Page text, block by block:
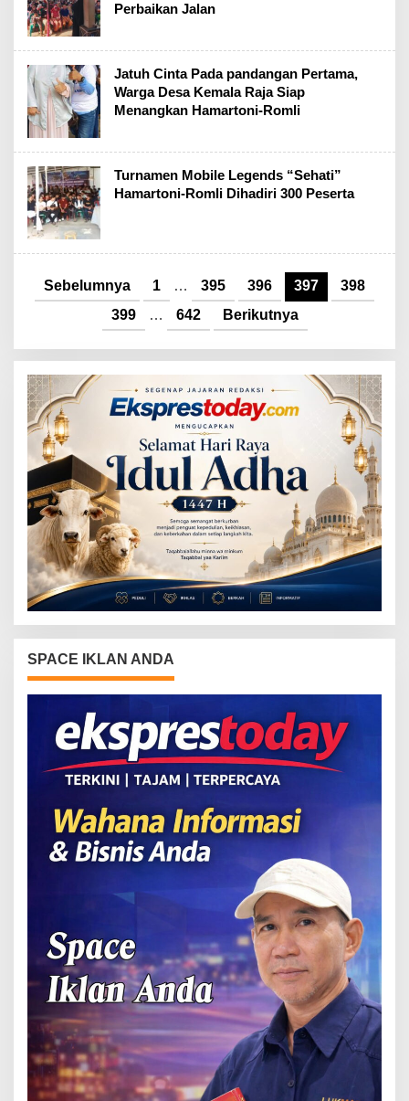
Perbaikan Jalan
Jatuh Cinta Pada pandangan Pertama,
Warga Desa Kemala Raja Siap
Menangkan Hamartoni-Romli
Turnamen Mobile Legends “Sehati”
Hamartoni-Romli Dihadiri 300 Peserta
Sebelumnya 1 … 395 396 397
398
399
… 642 Berikutnya
SPACE IKLAN ANDA